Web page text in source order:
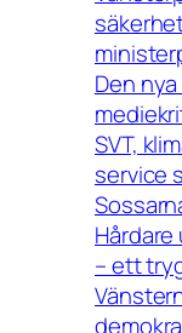
Den
SVT,
service
– ett